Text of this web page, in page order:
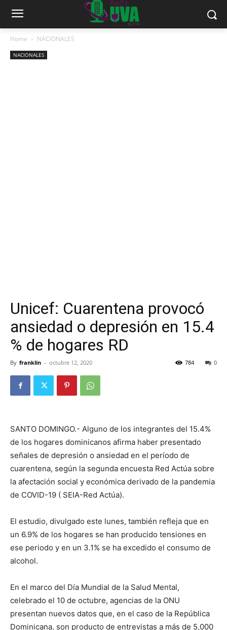
Home NACIONALES
NACIONALES
Unicef: Cuarentena provocó
ansiedad o depresión en 15.4
% de hogares RD
By franklin - octubre 12, 2020 0
784
SANTO DOMINGO.- Alguno de los integrantes del 15.4%
de los hogares dominicanos afirma haber presentado
señales de depresión o ansiedad en el período de
cuarentena, según la segunda encuesta Red Actúa sobre
la afectación social y económica derivado de la pandemia
de COVID-19 ( SEIA-Red Actúa).
El estudio, divulgado este lunes, también refleja que en
un 6.9% de los hogares se han producido tensiones en
ese periodo y en un 3.1% se ha excedido el consumo de
alcohol.
En el marco del Día Mundial de la Salud Mental,
celebrado el 10 de octubre, agencias de la ONU
presentan nuevos datos que, en el caso de la República
Dominicana, son producto de entrevistas a más de 5,000